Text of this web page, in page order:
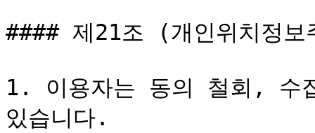
#### 제21조 (개인위치정
1. 이용자는 동의 철회, 수
있습니다.